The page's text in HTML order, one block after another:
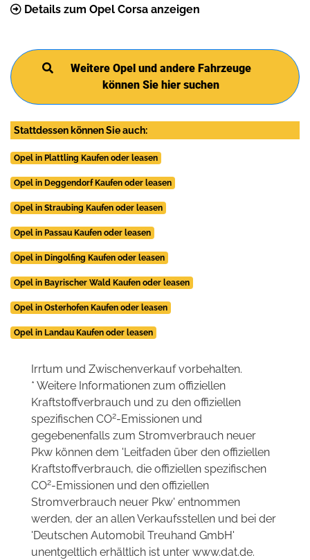
Details zum Opel Corsa anzeigen
Weitere Opel und andere Fahrzeuge
können Sie hier suchen
Stattdessen können Sie auch:
Opel in Plattling Kaufen oder leasen
Opel in Deggendorf Kaufen oder leasen
Opel in Straubing Kaufen oder leasen
Opel in Passau Kaufen oder leasen
Opel in Dingolfing Kaufen oder leasen
Opel in Bayrischer Wald Kaufen oder leasen
Opel in Osterhofen Kaufen oder leasen
Opel in Landau Kaufen oder leasen
Irrtum und Zwischenverkauf vorbehalten.
* Weitere Informationen zum offiziellen
Kraftstoffverbrauch und zu den offiziellen
spezifischen CO2-Emissionen und
gegebenenfalls zum Stromverbrauch neuer
Pkw können dem 'Leitfaden über den offiziellen
Kraftstoffverbrauch, die offiziellen spezifischen
CO2-Emissionen und den offiziellen
Stromverbrauch neuer Pkw' entnommen
werden, der an allen Verkaufsstellen und bei der
'Deutschen Automobil Treuhand GmbH'
unentgeltlich erhältlich ist unter www.dat.de.